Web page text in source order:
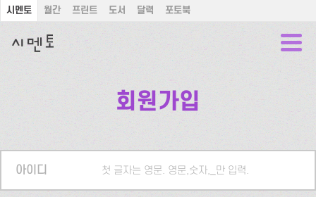
시멘토 월간 프린트 도서 달력 포토북
회원가입
아이디 첫 글자는 영문. 영문,숫자,_만 입력.